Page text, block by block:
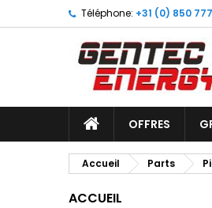
Téléphone: +31 (0) 850
OFFRES
Accueil Parts
ACCUEIL